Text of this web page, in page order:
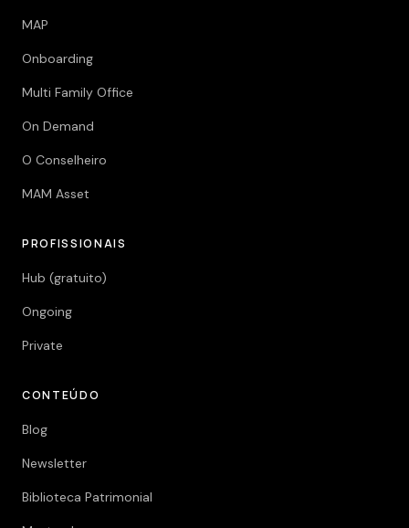
MAP
Onboarding
Multi Family Office
On Demand
O Conselheiro
MAM Asset
PROFISSIONAIS
Hub (gratuito)
Ongoing
Private
CONTEÚDO
Blog
Newsletter
Biblioteca Patrimonial